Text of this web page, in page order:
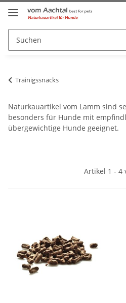
Trainigssnacks
Naturkauartikel vom Lamm sind
besonders für Hunde mit
übergewichtige Hunde geeignet.
Artikel 1 - 4